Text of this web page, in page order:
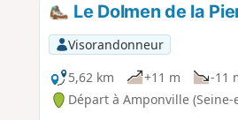
Le Dolmen de la
Visorandonneur
5,62 km
+11 m -11
Départ à Amponville